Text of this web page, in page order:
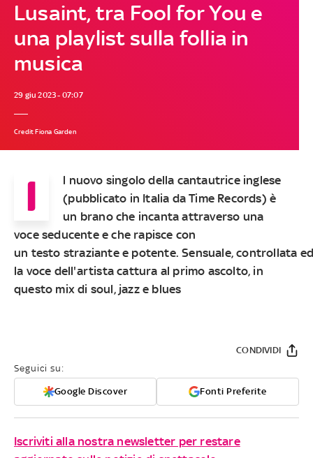
Lusaint, tra Fool for You e
una playlist sulla follia in
musica
29 giu 2023 - 07:07
Credit Fiona Garden
I l nuovo singolo della cantautrice inglese
(pubblicato in Italia daTime Records) è
un brano che incanta attraverso una
voce seducente e che rapisce con
un testo straziantee potente.Sensuale,controllata
la voce dell'artista cattura al primo ascolto, in
questo mix di soul, jazze blues
Seguici su:
Google Discover Fonti Preferite
CONDIVIDI
Iscriviti alla nostra newsletter per restare